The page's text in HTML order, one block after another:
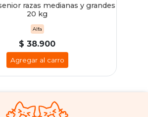
razas medianas y grandes
20 kg
Alfa
$ 38.900
Agregar al carro